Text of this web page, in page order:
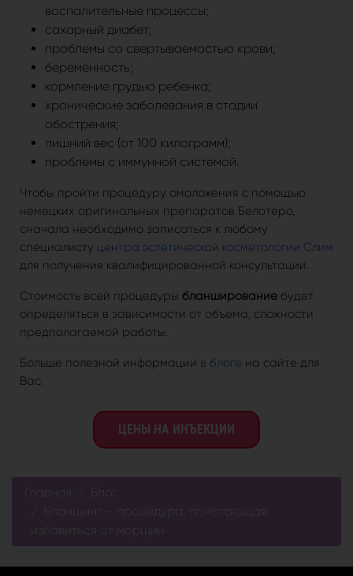
воспалительные процессы;
сахарный диабет;
проблемы со свертываемостью крови;
беременность;
кормление грудью ребенка;
хронические заболевания в стадии
обострения;
лишний вес (от 100 килограмм);
проблемы с иммунной системой.
Чтобы пройти процедуру омоложения с помощью
немецких оригинальных препаратов Белотеро,
сначала необходимо записаться к любому
специалисту центра эстетической косметологии Слим
для получения квалифицированной консультации.
Стоимость всей процедуры бланширование будет
определяться в зависимости от объема, сложности
предполагаемой работы.
Больше полезной информации в блоге на сайте для
Вас.
ЦЕНЫ НА ИНЪЕКЦИИ
Главная
Бланшинг – процедура, помогающая
избавиться от морщин